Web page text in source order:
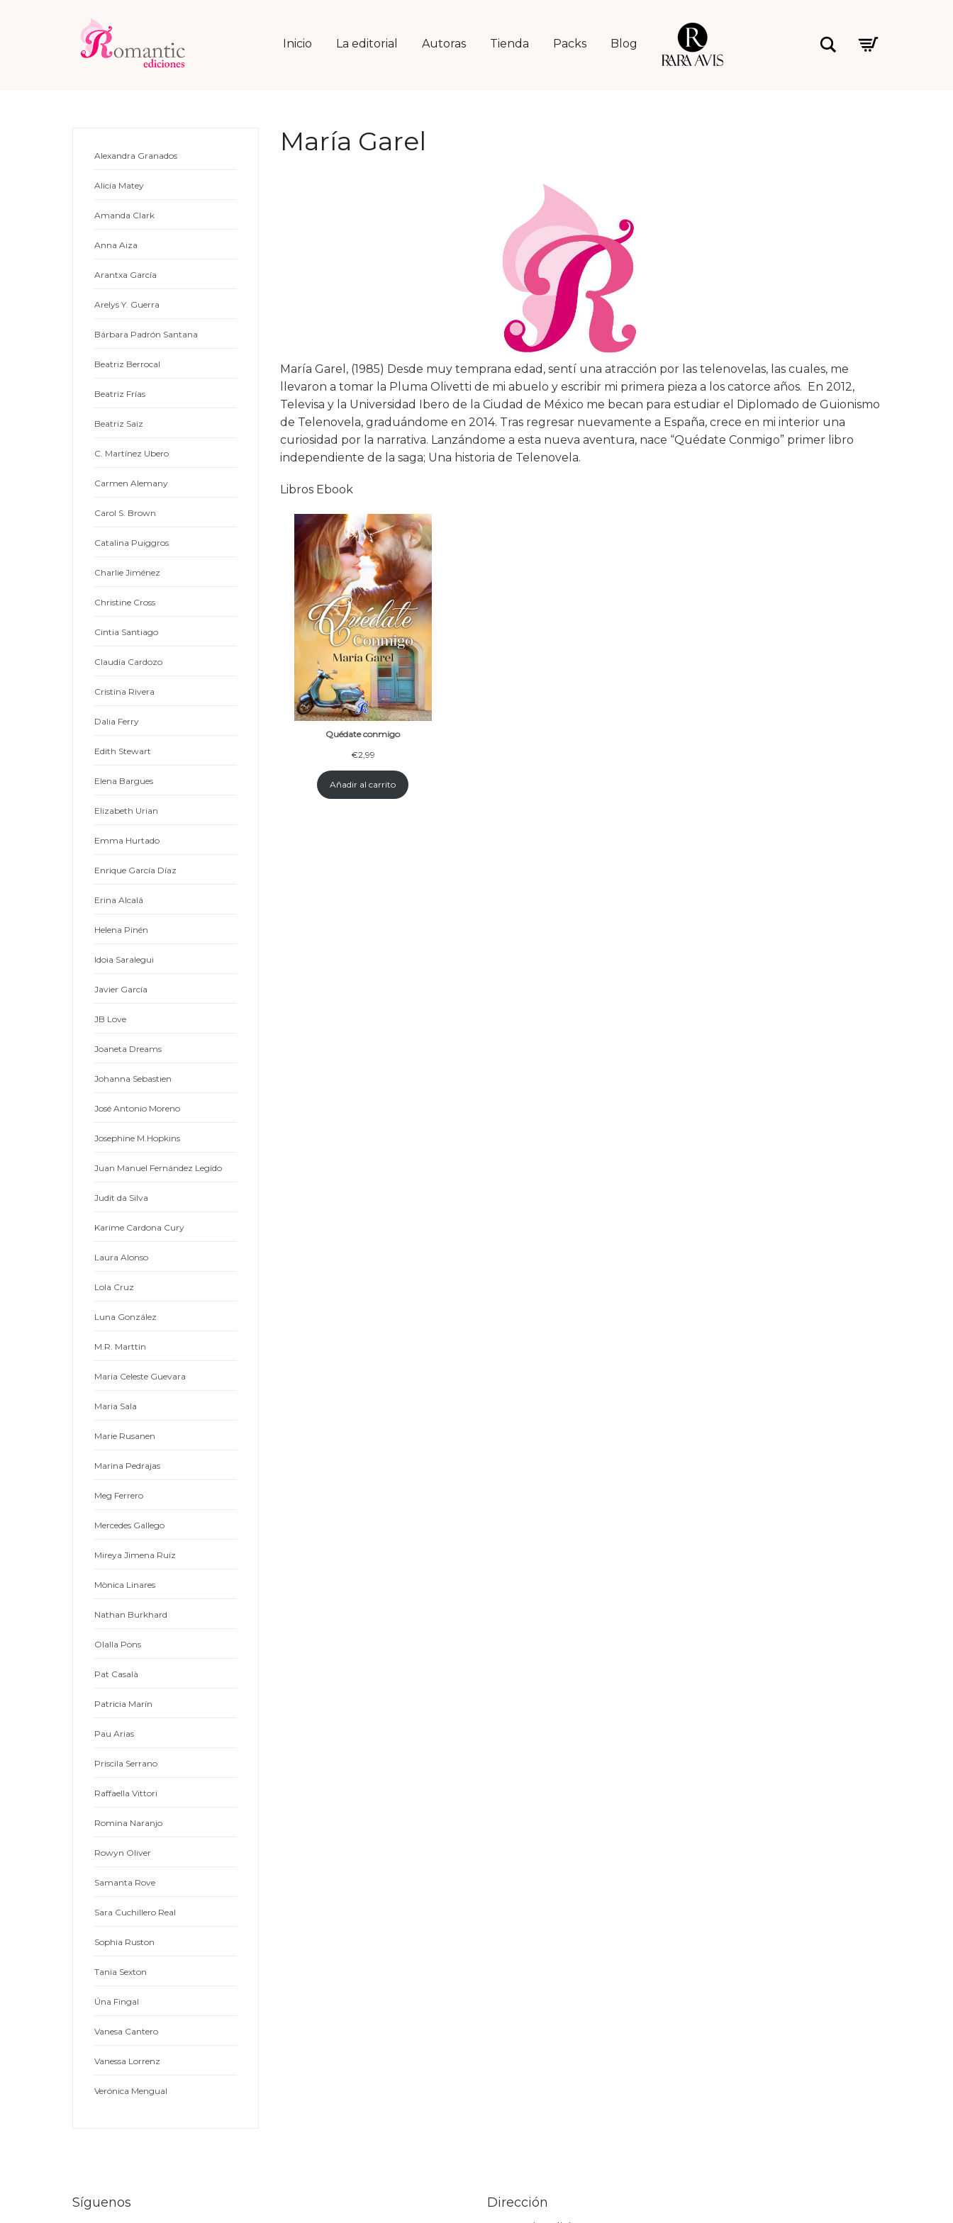
Inicio La editorial Autoras Tienda Packs Blog
Buscar
María Garel
María Garel, (1985) Desde muy temprana edad, sentí una atracción por las telenovelas, las cuales, me
llevaron a tomar la Pluma Olivetti de mi abuelo y escribir mi primera pieza a los catorce años. En 2012,
Televisa y la Universidad Ibero de la Ciudad de México me becan para estudiar el Diplomado de Guionismo
de Telenovela, graduándome en 2014. Tras regresar nuevamente a España, crece en mi interior una
curiosidad por la narrativa. Lanzándome a esta nueva aventura, nace “Quédate Conmigo” primer libro
independiente de la saga; Una historia de Telenovela.
Libros Ebook
Quédate conmigo
€2,99
Añadir al carrito
Alexandra Granados
Alicia Matey
Amanda Clark
Anna Aiza
Arantxa García
Arelys Y. Guerra
Bárbara Padrón Santana
Beatriz Berrocal
Beatriz Frías
Beatriz Saiz
C. Martínez Ubero
Carmen Alemany
Carol S. Brown
Catalina Puiggros
Charlie Jiménez
Christine Cross
Cintia Santiago
Claudia Cardozo
Cristina Rivera
Dalia Ferry
Edith Stewart
Elena Bargues
Elizabeth Urian
Emma Hurtado
Enrique García Díaz
Erina Alcalá
Helena Pinén
Idoia Saralegui
Javier García
JB Love
Joaneta Dreams
Johanna Sebastien
José Antonio Moreno
Josephine M.Hopkins
Juan Manuel Fernández Legido
Judit da Silva
Karime Cardona Cury
Laura Alonso
Lola Cruz
Luna González
M.R. Marttin
Maria Celeste Guevara
Maria Sala
Marie Rusanen
Marina Pedrajas
Meg Ferrero
Mercedes Gallego
Mireya Jimena Ruíz
Mònica Linares
Nathan Burkhard
Olalla Pons
Pat Casalà
Patricia Marín
Pau Arias
Priscila Serrano
Raffaella Vittori
Romina Naranjo
Rowyn Oliver
Samanta Rove
Sara Cuchillero Real
Sophia Ruston
Tania Sexton
Úna Fingal
Vanesa Cantero
Vanessa Lorrenz
Verónica Mengual
Síguenos Dirección